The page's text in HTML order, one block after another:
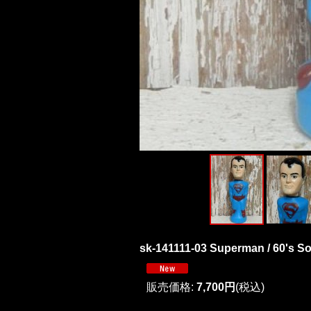
sk-141111-03 Superman / 60's
販売価格: 7,700円 (税込)